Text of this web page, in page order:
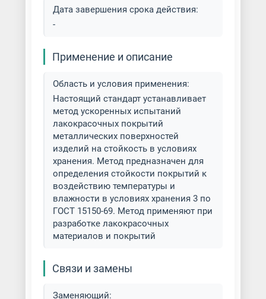
Полимерная покраска
нержавеющей стали
Порошковая покраска
алюминиевого профиля
Порошковая покраска
алюминия
Порошковая покраска бытовой
техники
Порошковая покраска
велосипедов
Порошковая покраска деталей
Дата завершения срока действия:
-
Применение и описание
Область и условия применения:
Настоящий стандарт устанавливает
метод ускоренных испытаний
лакокрасочных покрытий
металлических поверхностей
изделий на стойкость в условиях
хранения. Метод предназначен для
определения стойкости покрытий к
воздействию температуры и
влажности в условиях хранения 3 по
ГОСТ 15150-69. Метод применяют при
разработке лакокрасочных
материалов и покрытий
Связи и замены
Заменяющий: